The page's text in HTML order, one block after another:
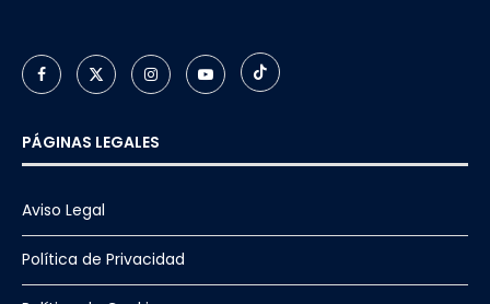
PÁGINAS LEGALES
Aviso Legal
Política de Privacidad